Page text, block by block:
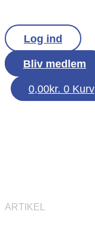
Log ind
Bliv medlem
0,00kr. 0 Kurv
ARTIKEL